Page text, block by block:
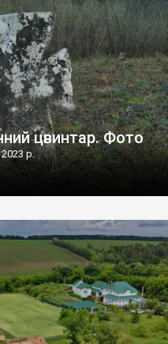
церква. Точної дати […]
цвинтар. Фото
р.